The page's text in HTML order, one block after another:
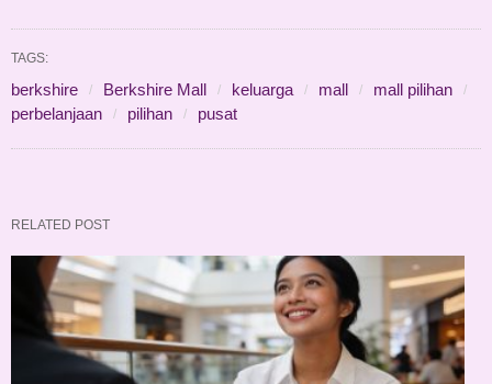
TAGS:
berkshire Berkshire Mall keluarga mall
mall pilihan
perbelanjaan
pilihan pusat
RELATED POST